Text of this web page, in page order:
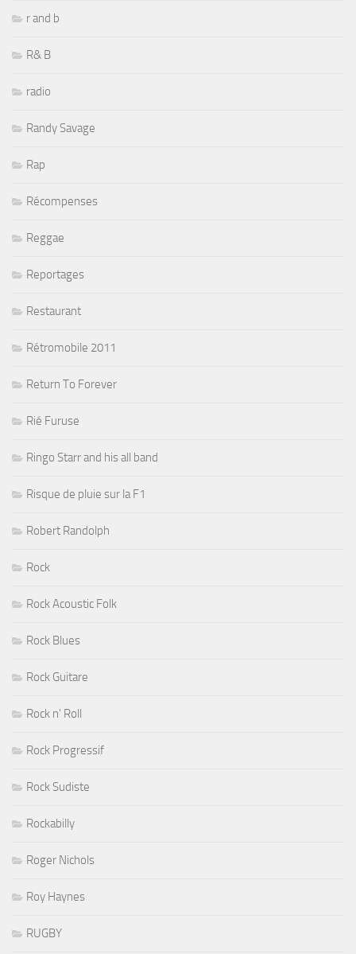
r and b
R& B
radio
Randy Savage
Rap
Récompenses
Reggae
Reportages
Restaurant
Rétromobile 2011
Return To Forever
Rié Furuse
Ringo Starr and his all band
Risque de pluie sur la F1
Robert Randolph
Rock
Rock Acoustic Folk
Rock Blues
Rock Guitare
Rock n' Roll
Rock Progressif
Rock Sudiste
Rockabilly
Roger Nichols
Roy Haynes
RUGBY